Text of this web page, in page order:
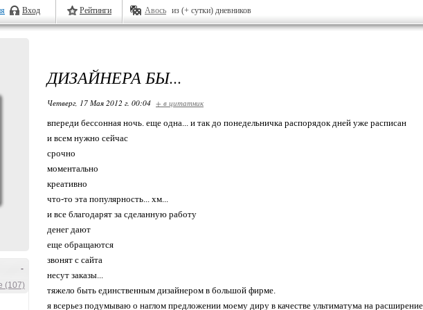
Вход Рейтинги Авось из (+ сутки) дневников
-
(107)
ДИЗАЙНЕРА БЫ...
Четверг, 17 Мая 2012 г. 00:04 + в цитатник
впереди бессонная ночь. еще одна... и так до понедельничка распорядок дней уже расписан
и всем нужно сейчас
срочно
моментально
креативно
что-то эта популярность... хм...
и все благодарят за сделанную работу
денег дают
еще обращаются
звонят с сайта
несут заказы...
тяжело быть единственным дизайнером в большой фирме.
я всерьез подумываю о наглом предложении моему диру в качестве ультиматума на